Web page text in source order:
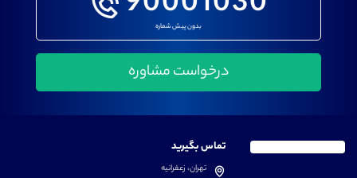
بدون پیش شماره
تماس بگیرید
تهران، زعفرانیه